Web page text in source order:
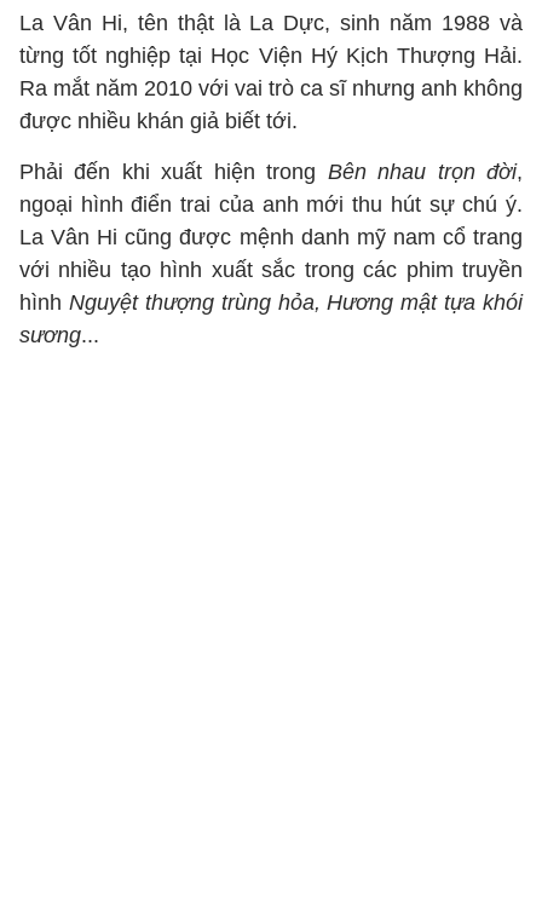
La Vân Hi, tên thật là La Dực, sinh năm 1988 và
từng tốt nghiệp tại Học Viện Hý Kịch Thượng Hải.
Ra mắt năm 2010 với vai trò ca sĩ nhưng anh không
được nhiều khán giả biết tới.
Phải đến khi xuất hiện trong Bên nhau trọn đời,
ngoại hình điển trai của anh mới thu hút sự chú ý.
La Vân Hi cũng được mệnh danh mỹ nam cổ trang
với nhiều tạo hình xuất sắc trong các phim truyền
hình Nguyệt thượng trùng hỏa, Hương mật tựa khói
sương...